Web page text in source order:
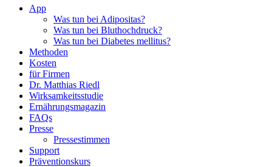
App
Was tun bei Adipositas?
Was tun bei Bluthochdruck?
Was tun bei Diabetes mellitus?
Methoden
Kosten
für Firmen
Dr. Matthias Riedl
Wirksamkeitsstudie
Ernährungsmagazin
FAQs
Presse
Pressestimmen
Support
Präventionskurs